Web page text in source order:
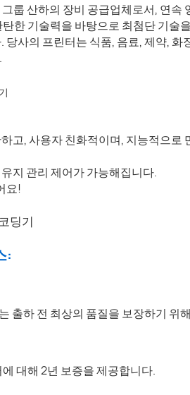
그룹 산하의 장비 공급업체로서, 연
탄한 기술력을 바탕으로 최첨단 기
당사의 프린터는 식품, 음료, 제약,
고, 사용자 친화적이며, 지능적으로
지 관리 제어가 가능해집니다.
요!
:
출하 전 최상의 품질을 보장하기 위
에 대해 2년 보증을 제공합니다.